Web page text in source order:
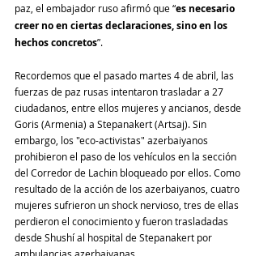
paz, el embajador ruso afirmó que “es necesario
creer no en ciertas declaraciones, sino en los
hechos concretos”.
Recordemos que el pasado martes 4 de abril, las
fuerzas de paz rusas intentaron trasladar a 27
ciudadanos, entre ellos mujeres y ancianos, desde
Goris (Armenia) a Stepanakert (Artsaj). Sin
embargo, los "eco-activistas" azerbaiyanos
prohibieron el paso de los vehículos en la sección
del Corredor de Lachin bloqueado por ellos. Como
resultado de la acción de los azerbaiyanos, cuatro
mujeres sufrieron un shock nervioso, tres de ellas
perdieron el conocimiento y fueron trasladadas
desde Shushí al hospital de Stepanakert por